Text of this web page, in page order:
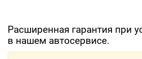
Расширенная гарантия при
в нашем автосервисе.